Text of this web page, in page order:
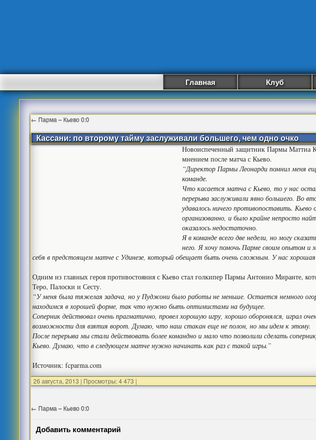
Главная Клуб
← Парма – Кьево 0:0
Кассани: по второму тайму заслуживали большего, чем одно очко
Новоиспеченный защитник Пармы Маттиа
мнением после матча с Кьево.
“Директор Пармы Леонарди помнил меня
команде.
Что касается матча с Кьево, то у нас
перерыва заслуживали явно большего. Во
удавалось ничего противопоставить.
организованно, и было крайне непросто
оказалось недостаточно.
Я в команде всего две недели, но могу
него. Я хочу помочь Парме своим опытом
себя в предстоящем матче с Удинезе, который обещает быть очень сложным. У нас хорошая
Одним из главных героя противостояния с Кьево стал голкипер Пармы Антонио Миранте,
Теро, Палоски и Сесту.
“У меня была тяжелая задача, но у Пуджони было работы не меньше. Остается немного
находимся в хорошей форме, так что нужно быть оптимистами на будущее.
Соперник действовал очень прагматично, провел хорошую игру, хорошо оборонялся, играл
возможности для взятия ворот. Думаю, что наш стакан еще не полон, но мы идем к этому.
После перерыва мы стали действовать более командно и мало что позволили сделать
Кьево. Думаю, что в следующем матче нужно начинать как раз с такой игры.”
Источник: fcparma.com
26 августа, 2013 | Просмотры: 4 473 |
← Парма – Кьево 0:0
Добавить комментарий